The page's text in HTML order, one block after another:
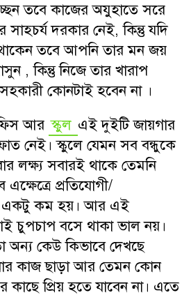
তবে কাজের অযুহাতে সরে
দরকার নেই, কিন্তু যদি
তবে আপনি তার মন জয়
, কিন্তু নিজে তার খারাপ
কোনটাই হবেন না ।
আর স্কুল এই দুইটি জায়গার
নেই। স্কুলে যেমন সব বন্ধুকে
লক্ষ্য সবারই থাকে তেমনি
প্রতিযোগী/
একটু কম হয়। আর এই
চুপচাপ বসে থাকা ভাল নয়।
অন্য কেউ কিভাবে দেখছে
কাজ ছাড়া আর তেমন কোন
প্রিয় হতে যাবেন না। এতে